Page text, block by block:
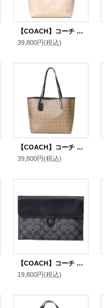
【COACH】コーチ バッグ コーティングキャンバス レザー シグネチャー ロゴ シティ トートバッグ サンド×チャーク〔日本未発売〕
39,800円(税込)
【COACH】コーチ コーティングキャンバス レザー シグネチャー マイクロ シティ トートバッグ カーキ×ブラック〔日本未発売〕
39,800円(税込)
【COACH】コーチ ipadケース PCケース コーティングキャンバス カーフレザー シグネチャー ミニ タブレット スリーブ iPad iPhone スマホ テック ケース チャコール〔日本未発売〕
19,800円(税込)